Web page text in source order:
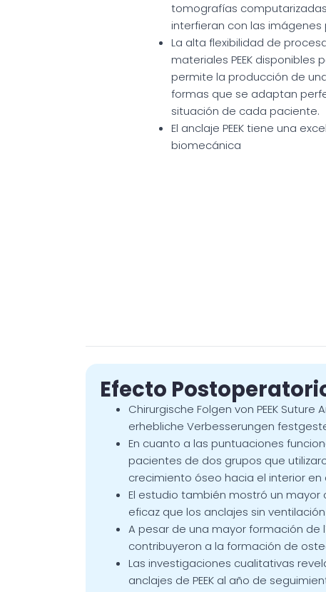
tomografías
interfieran con las
La alta flexibilidad de
materiales PEEK disponibles
permite la producción de
formas que se adaptan
situación de cada paciente.
El anclaje PEEK tiene una
biomecánica
Efecto
Chirurgische Folgen von PEEK
erhebliche Verbesserungen
En cuanto a las puntuaciones
pacientes de dos grupos que
crecimiento óseo hacia el interior
El estudio también mostró un mayor
eficaz que los anclajes sin
A pesar de una mayor formación de
contribuyeron a la formación de
Las investigaciones cualitativas
anclajes de PEEK al año de